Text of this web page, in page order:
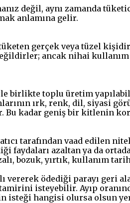
değil, aynı zamanda
anlamına gelir.
gerçek veya tüzel
ancak nihai kullanım
toplu üretim
ırk, renk, dil, siyasi
Bu kadar geniş bir kitlenin
tarafından vaad edilen
faydaları azaltan ya da
bozuk, yırtık, kullanım
vererek ödediği parayı geri
isteyebilir. Ayıp
isteği hangisi olursa olsun